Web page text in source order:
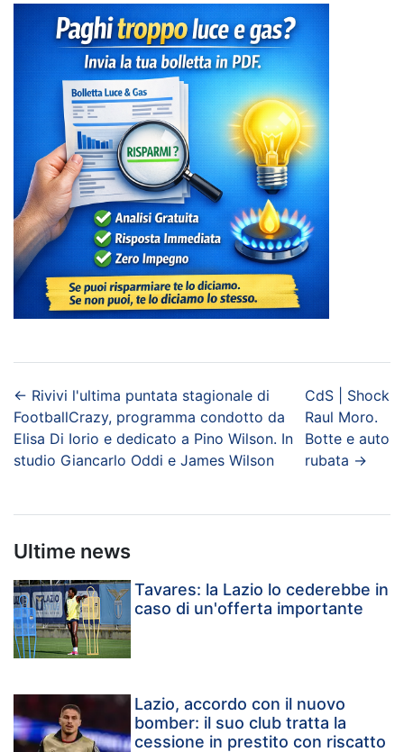
← Rivivi l'ultima puntata stagionale di
FootballCrazy, programma condotto da
Elisa Di Iorio e dedicato a Pino Wilson. In
studio Giancarlo Oddi e James Wilson
CdS | Shock
Raul Moro.
Botte e auto
rubata →
Ultime news
Tavares: la Lazio lo cederebbe in
caso di un'offerta importante
Lazio, accordo con il nuovo
bomber: il suo club tratta la
cessione in prestito con riscatto